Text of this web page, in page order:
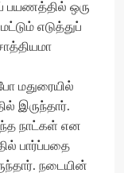
பயணத்தில் ஒரு
எடுத்துப்
மதுரையில்
இருந்தார்.
நாட்கள் என
பார்ப்பதை
நடையின்